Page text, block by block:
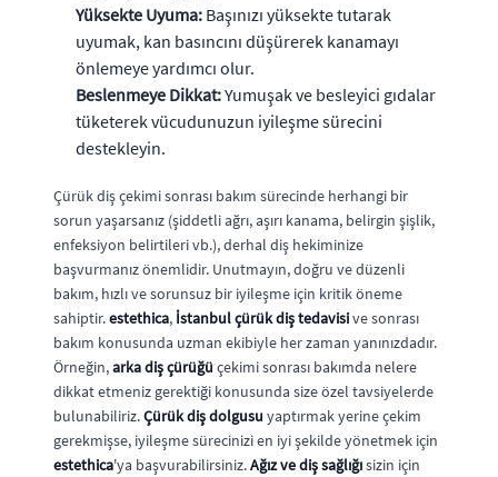
Yüksekte Uyuma: Başınızı yüksekte tutarak
uyumak, kan basıncını düşürerek kanamayı
önlemeye yardımcı olur.
Beslenmeye Dikkat:Yumuşak ve besleyici gıdalar
tüketerek vücudunuzun iyileşme sürecini
destekleyin.
Çürük diş çekimi sonrası bakım sürecinde herhangi bir
sorun yaşarsanız (şiddetli ağrı, aşırı kanama, belirgin şişlik,
enfeksiyon belirtileri vb.), derhal diş hekiminize
başvurmanız önemlidir. Unutmayın, doğru ve düzenli
bakım, hızlı ve sorunsuz bir iyileşme için kritik öneme
sahiptir.estethica, İstanbul çürük diş tedavisive sonrası
bakım konusunda uzman ekibiyle her zaman yanınızdadır.
Örneğin,arka diş çürüğü çekimi sonrası bakımda nelere
dikkat etmeniz gerektiği konusunda size özel tavsiyelerde
bulunabiliriz.Çürük diş dolgusu yaptırmak yerine çekim
gerekmişse, iyileşme sürecinizi en iyi şekilde yönetmek için
estethica'ya başvurabilirsiniz.Ağız ve diş sağlığısizin için